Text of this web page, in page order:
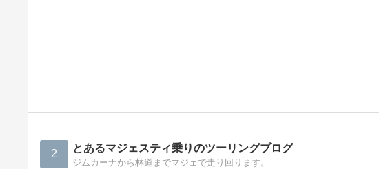
2 とあるマジェスティ乗りのツーリングブログ
ジムカーナから林道までマジェで走り回ります。